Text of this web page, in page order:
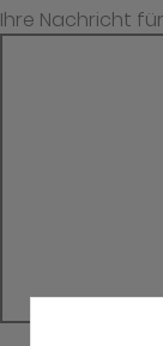
Ihre Nachricht